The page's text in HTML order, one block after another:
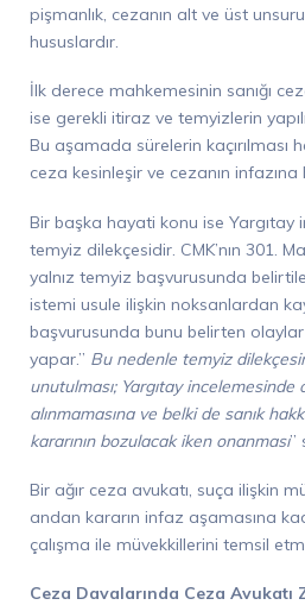
pişmanlık, cezanın alt ve üst
hususlardır.
İlk derece mahkemesinin sanığı
ise gerekli itiraz ve temyizlerin
Bu aşamada sürelerin kaçırılması
ceza kesinleşir ve cezanın infazına
Bir başka hayati konu ise Yargıtay
temyiz dilekçesidir. CMK’nın 301.
yalnız temyiz başvurusunda
istemi usule ilişkin noksanlardan
başvurusunda bunu belirten
yapar.” Bu nedenle temyiz
unutulması; Yargıtay
alınmamasına ve belki de sanık
kararının bozulacak iken onanması”
Bir ağır ceza avukatı, suça ilişkin
andan kararın infaz aşamasına
çalışma ile müvekkillerini temsil
Ceza Davalarında Ceza Avukatı